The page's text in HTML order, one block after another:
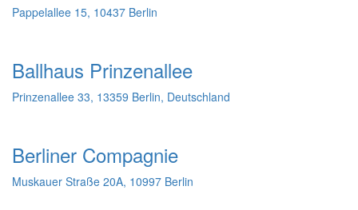
Pappelallee 15, 10437 Berlin
Ballhaus Prinzenallee
Prinzenallee 33, 13359 Berlin, Deutschland
Berliner Compagnie
Muskauer Straße 20A, 10997 Berlin